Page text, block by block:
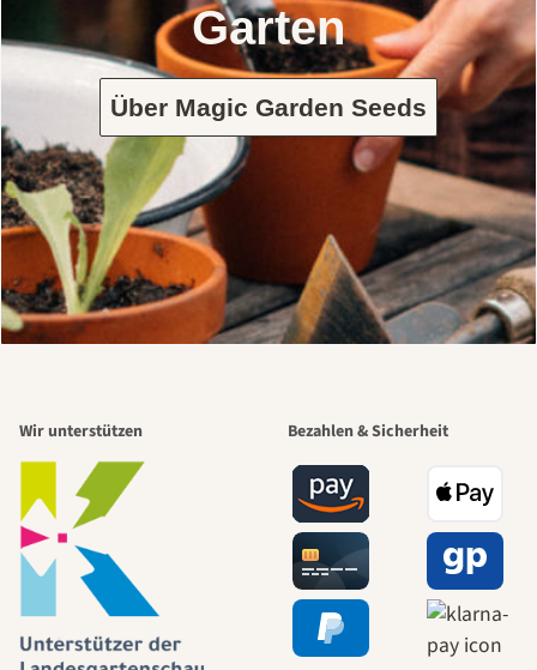
Garten
Über Magic Garden Seeds
Wir unterstützen Bezahlen & Sicherheit